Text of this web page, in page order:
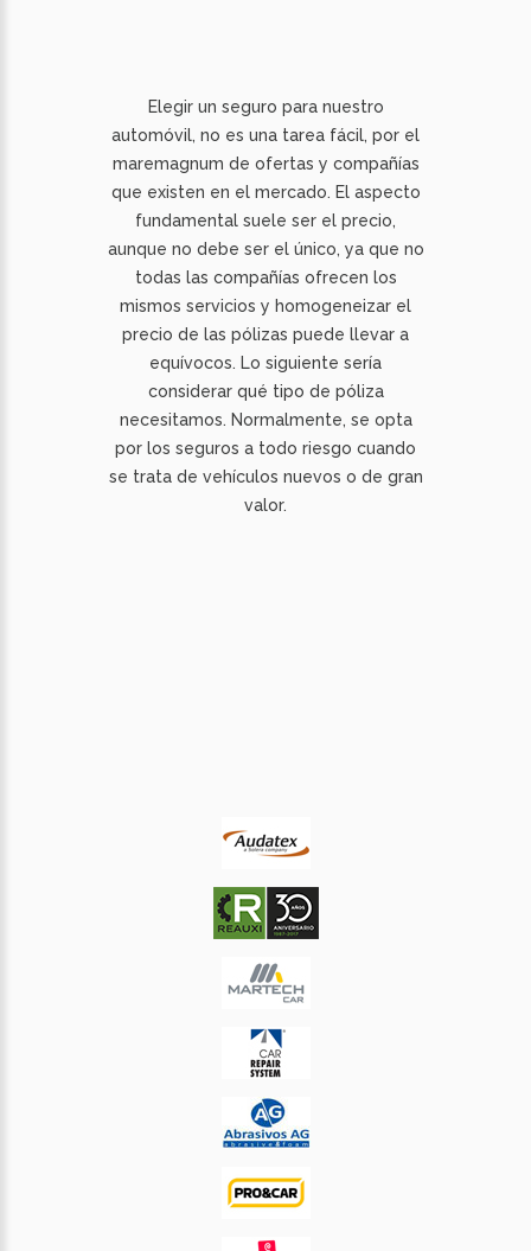
Elegir un seguro para nuestro
automóvil, no es una tarea fácil, por el
maremagnum de ofertas y compañías
que existen en el mercado. El aspecto
fundamental suele ser el precio,
aunque no debe ser el único, ya que no
todas las compañías ofrecen los
mismos servicios y homogeneizar el
precio de las pólizas puede llevar a
equívocos. Lo siguiente sería
considerar qué tipo de póliza
necesitamos. Normalmente, se opta
por los seguros a todo riesgo cuando
se trata de vehículos nuevos o de gran
valor.